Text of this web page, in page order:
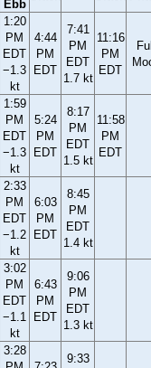
Ebb
1:20
PM
EDT
−1.3
kt
4:44
PM
EDT
7:41
PM
EDT
1.7 kt
11:16
PM
EDT
1:59
PM
EDT
−1.3
kt
5:24
PM
EDT
8:17
PM
EDT
1.5 kt
11:58
PM
EDT
2:33
PM
EDT
−1.2
kt
6:03
PM
EDT
8:45
PM
EDT
1.4 kt
3:02
PM
EDT
−1.1
kt
6:43
PM
EDT
9:06
PM
EDT
1.3 kt
3:28
9:33